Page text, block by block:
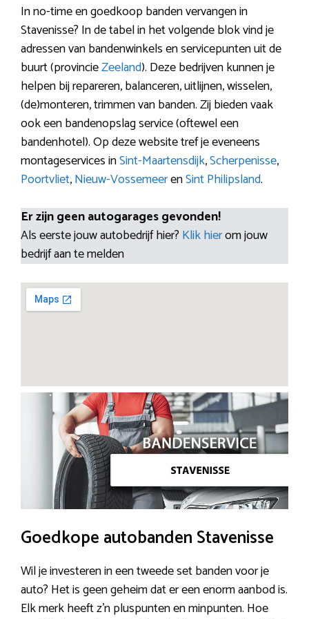
In no-time en goedkoop banden vervangen in
Stavenisse? In de tabel in het volgende blok vind je
adressen van bandenwinkels en servicepunten uit de
buurt (provincieZeeland). Deze bedrijven kunnen je
helpen bij repareren, balanceren, uitlijnen, wisselen,
(de)monteren, trimmen van banden. Zij bieden vaak
ook een bandenopslag service (oftewel een
bandenhotel). Op deze website tref je eveneens
montageservices inSint-Maartensdijk,Scherpenisse,
Poortvliet,Nieuw-VossemeerenSint Philipsland.
Er zijn geen autogarages gevonden!
Als eerste jouw autobedrijf hier? Klik hierom jouw
bedrijf aan te melden
Goedkope autobanden Stavenisse
Wil je investeren in een tweede set banden voor je
auto? Het is geen geheim dat er een enorm aanbod is.
Elk merk heeft z’n pluspunten en minpunten. Hoe